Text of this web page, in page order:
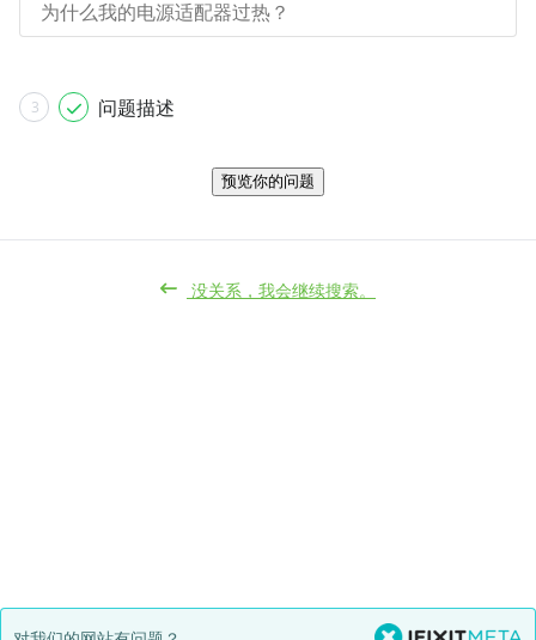
3 问题描述
预览你的问题
没关系，我会继续搜索。